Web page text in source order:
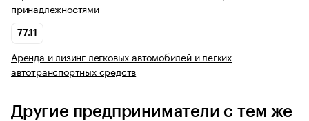
принадлежностями
77.11
Аренда и лизинг легковых автомобилей и легких
автотранспортных средств
Другие предприниматели с тем же